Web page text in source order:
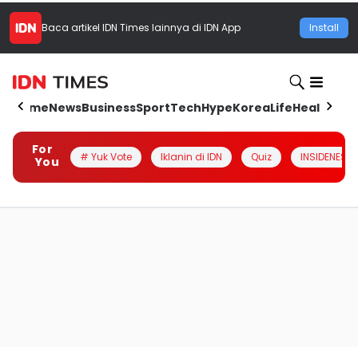
Baca artikel IDN Times lainnya di IDN App Install
HomeNewsBusinessSportTechHypeKoreaLifeHealth
For
You
# Yuk Vote Iklanin di IDN Quiz INSIDENESIA